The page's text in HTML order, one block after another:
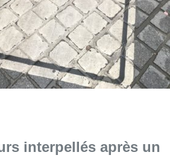
interpellés après un